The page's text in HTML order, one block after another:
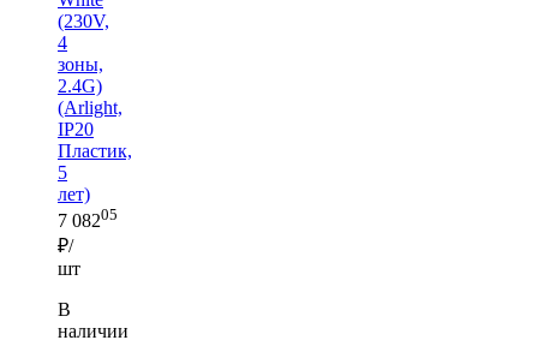
(230V,
4
зоны,
2.4G)
(Arlight,
IP20
Пластик,
5
лет)
7 08205
₽/
шт
В
наличии